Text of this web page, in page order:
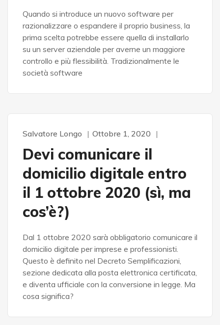
Quando si introduce un nuovo software per
razionalizzare o espandere il proprio business, la
prima scelta potrebbe essere quella di installarlo
su un server aziendale per averne un maggiore
controllo e più flessibilità. Tradizionalmente le
società software
PEC - FIRMA DIGITALE - SPID
Salvatore Longo Ottobre 1, 2020
Devi comunicare il
domicilio digitale entro
il 1 ottobre 2020 (sì, ma
cos’è?)
Dal 1 ottobre 2020 sarà obbligatorio comunicare il
domicilio digitale per imprese e professionisti.
Questo è definito nel Decreto Semplificazioni,
sezione dedicata alla posta elettronica certificata,
e diventa ufficiale con la conversione in legge. Ma
cosa significa?